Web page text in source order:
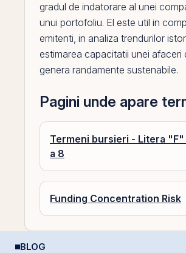
gradul de indatorare al unei
unui portofoliu. El este util in
emitenti, in analiza trendurilor
estimarea capacitatii unei afaceri
genera randamente sustenabile.
Pagini unde apare
Termeni bursieri - Litera "F"
a 8
Funding Concentration Risk
BLOG